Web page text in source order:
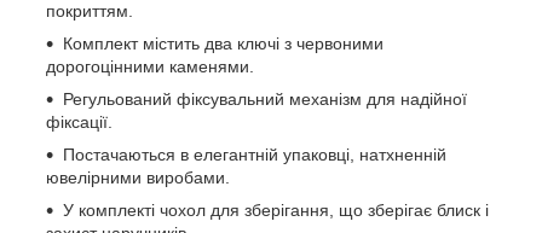
покриттям.
Комплект містить два ключі з червоними
дорогоцінними каменями.
Регульований фіксувальний механізм для надійної
фіксації.
Постачаються в елегантній упаковці, натхненній
ювелірними виробами.
У комплекті чохол для зберігання, що зберігає блиск і